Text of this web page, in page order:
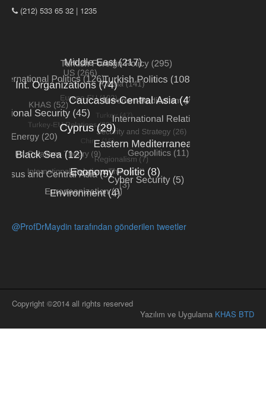
(212) 533 65 32 | 1235
@ProfDrMaydin tarafından gönderilen tweetler
Copyright ©2014 all rights reserved
Yazılım ve Uygulama KHAS BTD